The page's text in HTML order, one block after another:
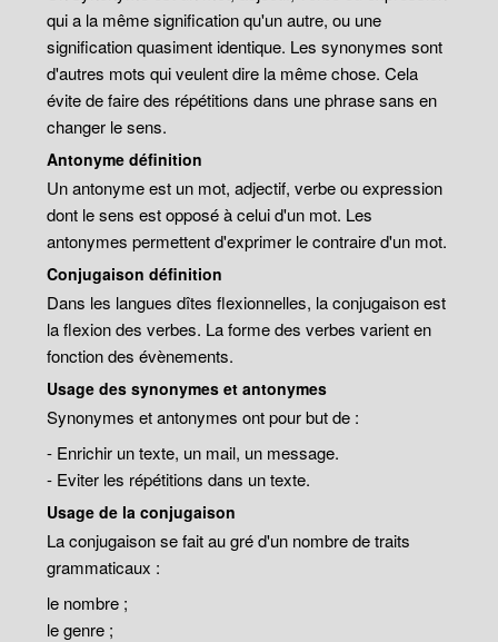
qui a la même signification qu'un autre, ou une
signification quasiment identique. Les synonymes sont
d'autres mots qui veulent dire la même chose. Cela
évite de faire des répétitions dans une phrase sans en
changer le sens.
Antonyme définition
Un antonyme est un mot, adjectif, verbe ou expression
dont le sens est opposé à celui d'un mot. Les
antonymes permettent d'exprimer le contraire d'un mot.
Conjugaison définition
Dans les langues dîtes flexionnelles, la conjugaison est
la flexion des verbes. La forme des verbes varient en
fonction des évènements.
Usage des synonymes et antonymes
Synonymes et antonymes ont pour but de :
- Enrichir un texte, un mail, un message.
- Eviter les répétitions dans un texte.
Usage de la conjugaison
La conjugaison se fait au gré d'un nombre de traits
grammaticaux :
le nombre ;
le genre ;